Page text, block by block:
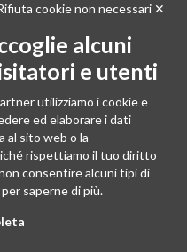
riservate ai professionisti e resta
cookie non necessari ✕
alcuni
e utenti
utilizziamo i cookie e
ed elaborare i dati
al sito web o la
rispettiamo il tuo diritto
consentire alcuni tipi di
saperne di più.